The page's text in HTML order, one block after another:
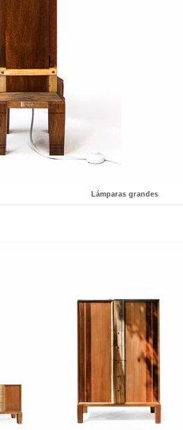
Lámparas grandes